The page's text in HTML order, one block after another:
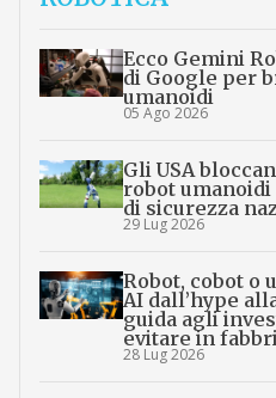
Ecco Gemini
di Google per
umanoidi
05 Ago 2026
Gli USA
robot umanoidi
di sicurezza
29 Lug 2026
Robot, cobot o
AI dall’hype
guida agli
evitare in
28 Lug 2026